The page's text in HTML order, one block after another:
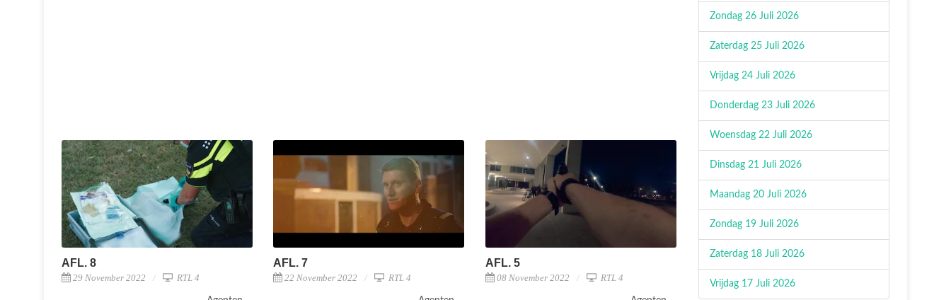
AFL. 8
29 November 2022 RTL 4
AFL. 7
22 November 2022 RTL 4
AFL. 5
08 November 2022 RTL 4
Zondag 26 Juli 2026
Zaterdag 25 Juli 2026
Vrijdag 24 Juli 2026
Donderdag 23 Juli 2026
Woensdag 22 Juli 2026
Dinsdag 21 Juli 2026
Maandag 20 Juli 2026
Zondag 19 Juli 2026
Zaterdag 18 Juli 2026
Vrijdag 17 Juli 2026